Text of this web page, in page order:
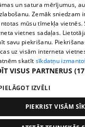
TV program
Contract rules
360 Ziņu kontakti
Helio Media
Vortal assistance
All rights reserved.
un satura mērījumus,
Zemāk sniedzam
mūsu tīmekļa
vietnes sadaļas.
savu piekrišanu.
uz visām interneta
skatīt sīkdatņu
VISUS PARTNERUS
IZVĒLI
PIEKRIST VISĀM